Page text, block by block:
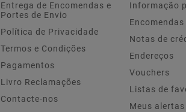
Entrega de Encomendas e
Portes de Envio
Política de Privacidade
Termos e Condições
Pagamentos
Livro Reclamações
Contacte-nos
Informação
Encomendas
Notas de
Endereços
Vouchers
Listas de
Meus alertas